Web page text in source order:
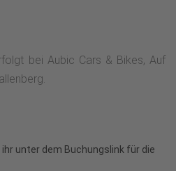
bei Aubic Cars & Bikes, Auf
unter dem Buchungslink für die